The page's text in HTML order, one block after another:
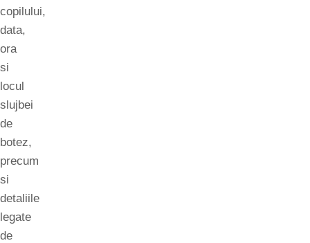
copilului,
data,
ora
si
locul
slujbei
de
botez,
precum
si
detaliile
legate
de